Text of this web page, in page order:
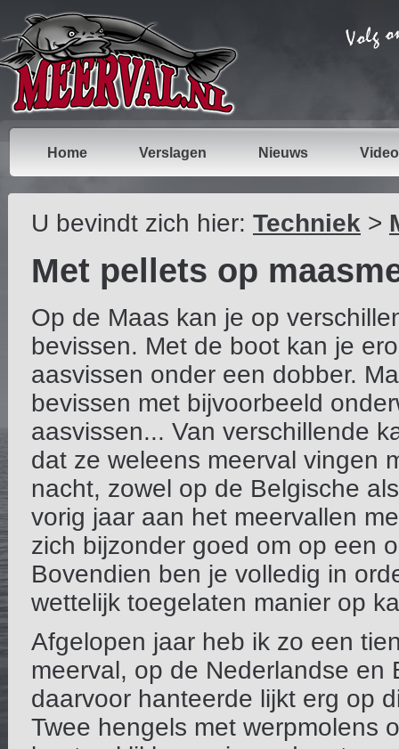
Home Verslagen Nieuws
U bevindt zich hier: Techniek >
Met pellets op
Op de Maas kan je op
bevissen. Met de boot kan je
aasvissen onder een dobber.
bevissen met bijvoorbeeld
aasvissen... Van verschillende
dat ze weleens meerval vingen
nacht, zowel op de Belgische
vorig jaar aan het meervallen
zich bijzonder goed om op een
Bovendien ben je volledig in
wettelijk toegelaten manier op
Afgelopen jaar heb ik zo een
meerval, op de Nederlandse en
daarvoor hanteerde lijkt erg op
Twee hengels met werpmolens